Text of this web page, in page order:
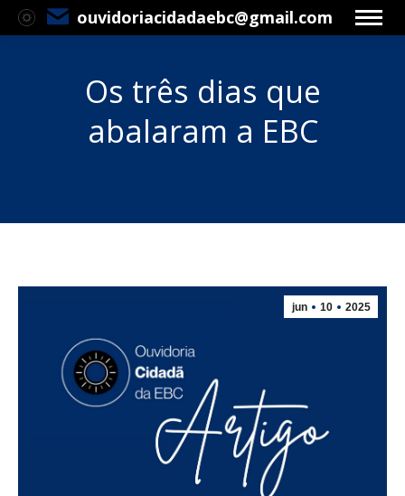
ouvidoriacidadaebc@gmail.com
Os três dias que
abalaram a EBC
jun 10 2025